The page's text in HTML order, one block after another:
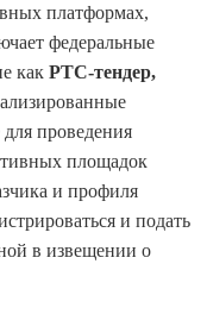
платформах,
федеральные
как РТС-тендер,
проведения
площадок
и профиля
и подать
в извещении о